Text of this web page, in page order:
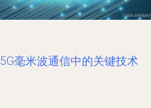
5G毫米波通信中的关键技术